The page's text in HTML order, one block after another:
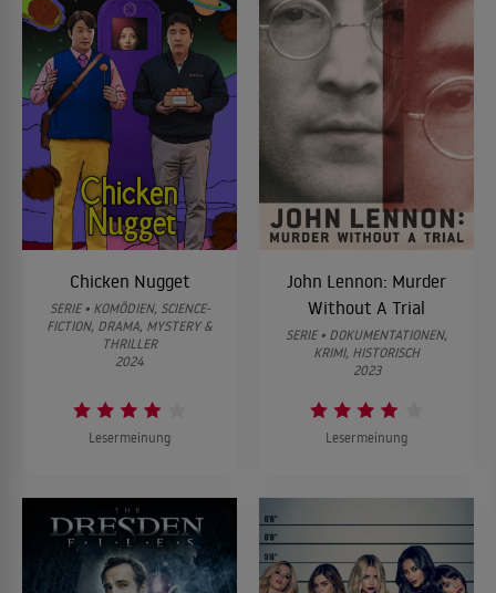
Chicken Nugget
SERIE • KOMÖDIEN, SCIENCE-
FICTION, DRAMA, MYSTERY &
THRILLER
2024
Lesermeinung
John Lennon: Murder
Without A Trial
SERIE • DOKUMENTATIONEN,
KRIMI, HISTORISCH
2023
Lesermeinung